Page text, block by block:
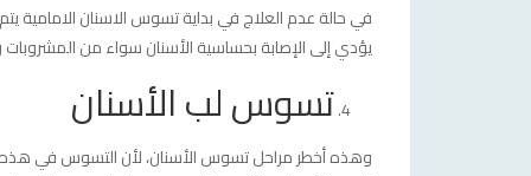
في حالة عدم العلاج في بداية تسوس الاسنان الامامية
يؤدي إلى الإصابة بحساسية الأسنان سواء من المشروبات
تسوس لب الأسنان
وهذه أخطر مراحل تسوس الأسنان، لأن التسوس في